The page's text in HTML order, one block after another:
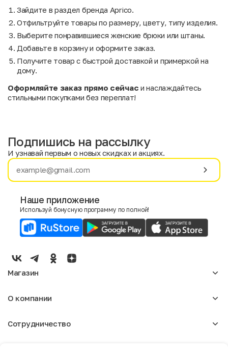
Зайдите в раздел бренда Aprico.
Отфильтруйте товары по размеру, цвету, типу изделия.
Выберите понравившиеся женские брюки или штаны.
Добавьте в корзину и оформите заказ.
Получите товар с быстрой доставкой и примеркой на
дому.
Оформляйте заказ прямо сейчас и наслаждайтесь
стильными покупками без переплат!
Имя
E-mail
Мужской
Женский
Подпишись на рассылку
И узнавай первым о новых скидках и акциях.
Наше приложение
Используй бонусную программу по полной!
Магазин
Мужское
О компании
Отзывы
Сотрудничество